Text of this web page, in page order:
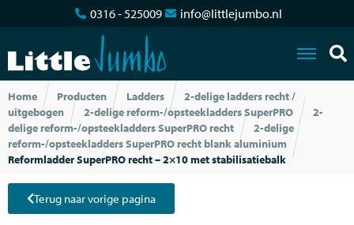
0316 - 525009 info@littlejumbo.nl
Home Producten Ladders
2-delige ladders recht /
uitgebogen
2-delige reform-/opsteekladders SuperPRO
2-
delige reform-/opsteekladders SuperPRO recht
2-delige
reform-/opsteekladders SuperPRO recht blank aluminium
Reformladder SuperPRO recht – 2×10 met stabilisatiebalk
Terug naar vorige pagina